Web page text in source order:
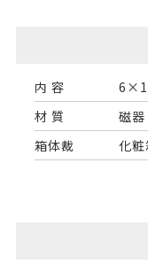
内 容
材 質
磁器
箱体裁
化粧